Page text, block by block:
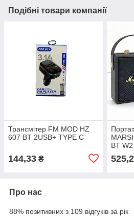
Подібні товари компанії
Трансмітер FM MOD HZ
607 BT 2USB+ TYPE C
144,33 ₴
BT W2
Про нас
88% позитивних з 109 відгуків за рік